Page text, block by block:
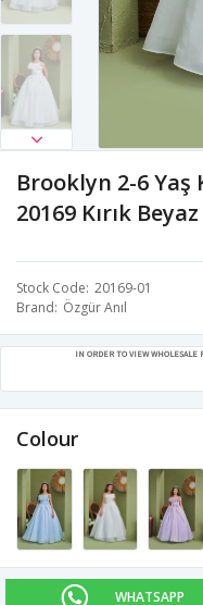
Brooklyn 2-6 Yaş
20169 Kırık Beyaz
Stock Code 20169-01
Brand Özgür Anıl
IN ORDER TO VIEW WHOLESALE
Colour
WHATSAPP